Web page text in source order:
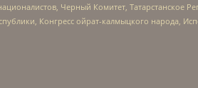
Черный Комитет, Татарстанское
Конгресс ойрат-калмыцкого народа,